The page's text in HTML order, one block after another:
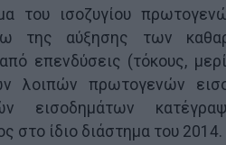
του ισοζυγίου
της αύξησης των
επενδύσεις (τόκους,
λοιπών πρωτογενών
εισοδημάτων
στο ίδιο διάστημα του 2014.